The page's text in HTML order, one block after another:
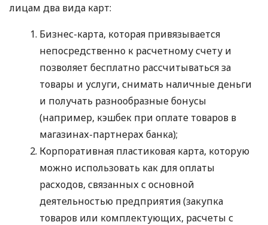
лицам два вида карт:
Бизнес-карта, которая привязывается
непосредственно к расчетному счету и
позволяет бесплатно рассчитываться за
товары и услуги, снимать наличные деньги
и получать разнообразные бонусы
(например, кэшбек при оплате товаров в
магазинах-партнерах банка);
Корпоративная пластиковая карта, которую
можно использовать как для оплаты
расходов, связанных с основной
деятельностью предприятия (закупка
товаров или комплектующих, расчеты с